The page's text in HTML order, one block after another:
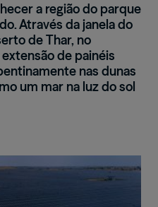
a região do parque
Através da janela do
de Thar, no
de painéis
nas dunas
um mar na luz do sol